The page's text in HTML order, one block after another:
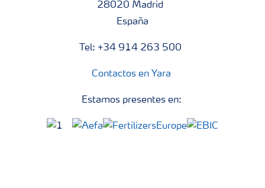
28020 Madrid
España
Tel: +34 914 263 500
Contactos en Yara
Estamos presentes en: